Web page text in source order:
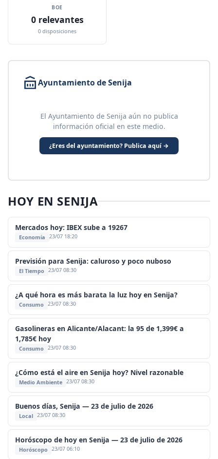
BOE
0 relevantes
0 disposiciones
Ayuntamiento de Senija
El Ayuntamiento de Senija aún no publica
información oficial en este medio.
¿Eres del ayuntamiento? Publica aquí →
HOY EN SENIJA
Mercados hoy: IBEX sube a 19267
Economía 23/07 18:20
Previsión para Senija: caluroso y poco nuboso
El Tiempo 23/07 08:30
¿A qué hora es más barata la luz hoy en Senija?
Consumo 23/07 08:30
Gasolineras en Alicante/Alacant: la 95 de 1,399€ a
1,785€ hoy
Consumo 23/07 08:30
¿Cómo está el aire en Senija hoy? Nivel razonable
Medio Ambiente 23/07 08:30
Buenos días, Senija — 23 de julio de 2026
Local 23/07 08:30
Horóscopo de hoy en Senija — 23 de julio de 2026
Horóscopo 23/07 06:10